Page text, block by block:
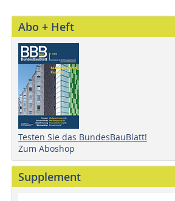
Abo + Heft
Testen Sie das BundesBauBlatt!
Zum Aboshop
Supplement